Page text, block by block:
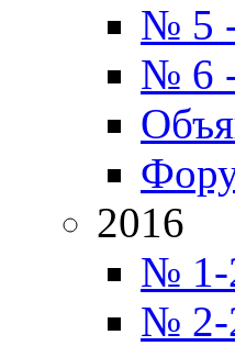
№ 5
№ 6
2016
№ 1-
№ 2-